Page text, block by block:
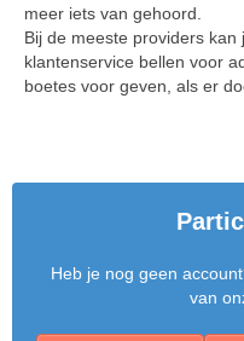
meer iets van gehoord.
Bij de meeste providers
klantenservice bellen voor
boetes voor geven, als er
Heb je nog geen
van